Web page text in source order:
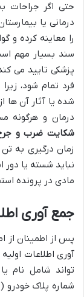
حتی اگر جراحات
درمانی یا
را معاینه کرده و
سند بسیار مهم
پزشکی تایید می
فرد تمام شود،
شده یا آثار آن ها
درمان و هرگونه
شکایت ضرب و
زمان درگیری به
نباید شسته یا دور
مادی در پرونده
جمع آوری
پس از اطمینان از
آوری اطلاعات
تواند شامل نام
شماره پلاک خودرو